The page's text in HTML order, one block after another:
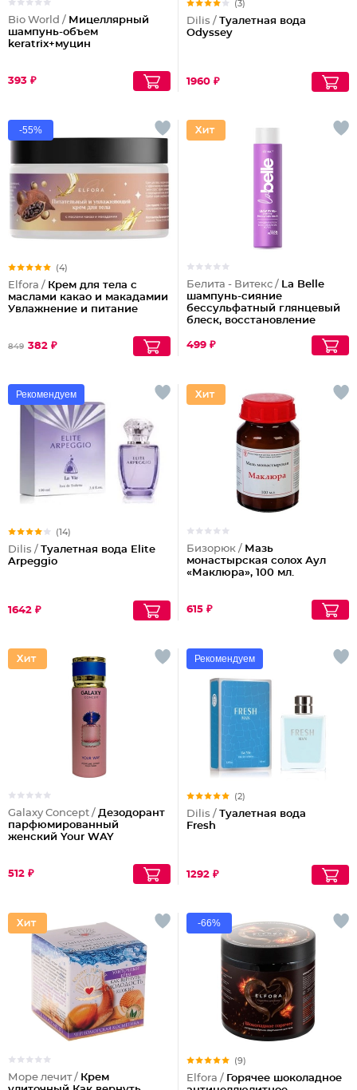
Bio World / Мицеллярный
шампунь-объем
keratrix+муцин
393 ₽
(3)
Dilis / Туалетная вода
Odyssey
1960 ₽
-55%
(4)
Elfora / Крем для тела с
маслами какао и макадамии
Увлажнение и питание
849 382 ₽
Белита - Витекс / La Belle
шампунь-сияние
бессульфатный глянцевый
блеск, восстановление
499 ₽
Рекомендуем
(14)
Dilis / Туалетная вода Elite
Arpeggio
1642 ₽
Бизорюк / Мазь
монастырская солох Аул
«Маклюра», 100 мл.
615 ₽
Galaxy Concept / Дезодорант
парфюмированный
женский Your WAY
512 ₽
Рекомендуем
(2)
Dilis / Туалетная вода
Fresh
1292 ₽
Море лечит / Крем
-66%
(9)
Elfora / Горячее шоколадное